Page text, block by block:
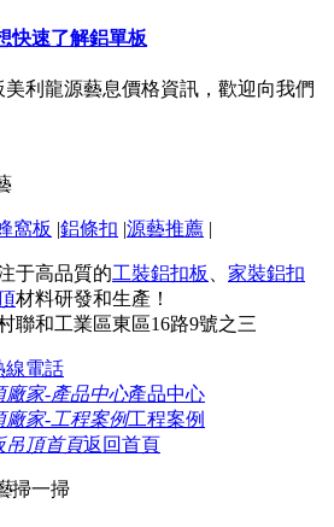
快速了解鋁單板
利龍源藝息價格資訊，歡迎向我們
窩板 |鋁條扣 |源藝推薦 |
于高品質的工裝鋁扣板
家裝鋁扣
材料研發和生產！
聯和工業區東區16路9號之三
線電話
產品中心
工程案例
返回首頁
掃一掃